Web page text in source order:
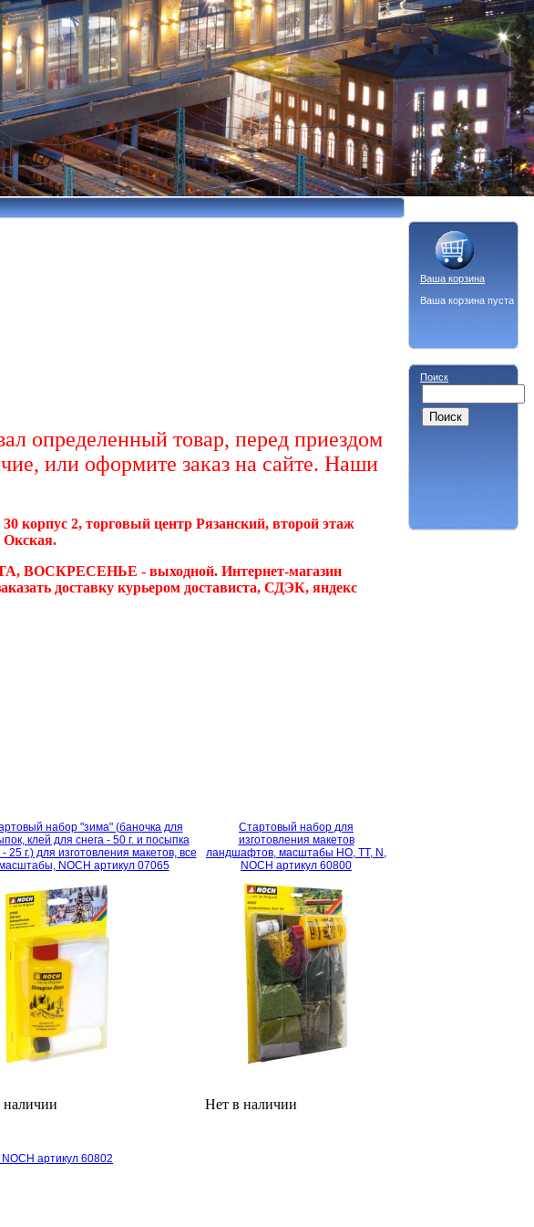
определенный товар, перед приездом
или оформите заказ на сайте. Наши
корпус 2, торговый центр Рязанский, второй этаж
Окская.
ВОСКРЕСЕНЬЕ - выходной. Интернет-магазин
доставку курьером достависта, СДЭК, яндекс
набор "зима" (баночка для
клей для снега - 50 г. и посыпка
- 25 г.) для изготовления макетов, все
NOCH артикул 07065
наличии
Стартовый набор для
изготовления макетов
ландшафтов, масштабы HO, TT, N,
NOCH артикул 60800
Нет в наличии
артикул 60802
Ваша корзина
Ваша корзина пуста
Поиск